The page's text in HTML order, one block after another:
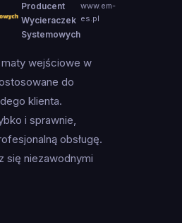
Producent
Wycieraczek
Systemowych
www.em-
es.pl
wejściowe w
do
klienta.
i sprawnie,
obsługę.
się niezawodnymi